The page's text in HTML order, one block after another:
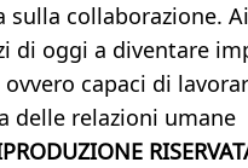
sulla collaborazione.
di oggi a diventare
capaci di
delle relazioni umane